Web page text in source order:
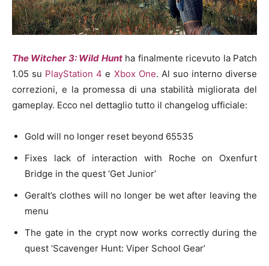
The Witcher 3: Wild Huntha finalmente ricevuto la Patch
1.05 su PlayStation 4 e Xbox One. Al suo interno diverse
correzioni, e la promessa di una stabilità migliorata del
gameplay. Ecco nel dettaglio tutto il changelog ufficiale:
Gold will no longer reset beyond 65535
Fixes lack of interaction with Roche on Oxenfurt
Bridge in the quest ‘Get Junior’
Geralt’s clothes will no longer be wet after leaving the
menu
The gate in the crypt now works correctly during the
quest ‘Scavenger Hunt: Viper School Gear’